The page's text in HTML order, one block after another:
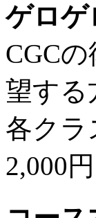
ゲロゲ
CGC
望する
各クラ
2,000円